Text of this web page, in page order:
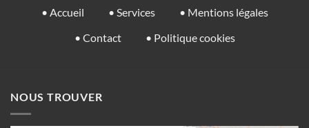
• Accueil • Services
• Mentions légales
• Contact
• Politique cookies
NOUS TROUVER